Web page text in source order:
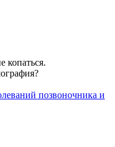
копаться.
позвоночника и